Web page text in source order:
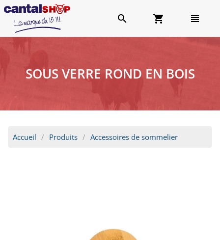
search shopping_cart view_headline
SOUS VERRE ROND EN BOIS
Accueil Produits Accessoires de sommelier